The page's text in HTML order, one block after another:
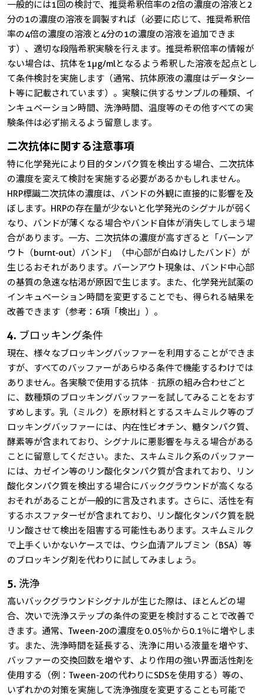
一般的には1回の検討で、推奨希釈倍率の2倍の濃度の溶液と2
分の1の濃度の溶液を調製すれば（必要に応じて、推奨希釈倍
率の4倍の濃度の溶液と4分の1の濃度の溶液を追加できま
す）、適切な段階希釈実験を行えます。推奨希釈倍率の情報が
ない場合は、抗体を1µg/mlとなるよう希釈した溶液を起点とし
て条件検討を実施します（通常、抗体原液の濃度はデータシー
ト等に記載されています）。実験に供するサンプルの種類、イ
ンキュベーション時間、洗浄時間、温度等のその他すべての実
験条件は必ず揃えるよう留意します。
二次抗体に関する注意事項
特に化学発光により目的タンパク質を検出する場合、二次抗体
の濃度を変えて検討を実施する必要があるかもしれません。
HRP標識二次抗体の濃度は、バンドの外観に直接的に影響を及
ぼします。HRPの存在量が少ないと化学発光のシグナルが弱く
なり、バンドが薄くなる場合やバンド自体が消失してしまう場
合があります。一方、二次抗体の濃度が高すぎると「バーンア
ウト（burnt-out）バンド」（中心部が白ぬけしたバンド）が
生じるおそれがあります。バーンアウト現象は、バンド中心部
の基質の急速な枯渇が原因で生じます。また、化学発光試薬の
インキュベーション時間を変更することでも、得られる結果を
改善できます（参考：6項「検出」）。
4. ブロッキング条件
現在、様々なブロッキングバッファーを利用することができま
すが、すべてのバッファーがあらゆる条件で機能するわけでは
ありません。各実験で使用する抗体‐抗原の組み合わせごと
に、数種類のブロッキングバッファーを試してみることをおす
すめします。乳（ミルク）を原材料とするスキムミルク等のブ
ロッキングバッファーには、内在性ビオチン、糖タンパク質、
酵素等が含まれており、シグナルに悪影響を与える場合がある
ことに留意してください。また、スキムミルク系のバッファー
には、カゼイン等のリン酸化タンパク質が含まれており、リン
酸化タンパク質を検出する場合にバックグラウンドが高くなる
おそれがあることが一般的に言及されます。さらに、活性を有
するホスファターゼが含まれており、リン酸化タンパク質を脱
リン酸させて検出を阻害する可能性もあります。スキムミルク
で上手くいかないケースでは、ウシ血清アルブミン（BSA）等
のブロッキング剤を代わりに試してみましょう。
5. 洗浄
高いバックグラウンドシグナルが生じた際は、ほとんどの場
合、次いで洗浄ステップの条件の変更を検討することで改善で
きます。通常、Tween-20の濃度を0.05％から0.1％に増やしま
す。また、洗浄時間を延長する、洗浄に用いる液量を増やす、
バッファーの交換回数を増やす、より作用の強い界面活性剤を
使用する（例：Tween-20の代わりにSDSを使用する）等の、
いずれかの対策を実施して洗浄強度を変更することも可能で